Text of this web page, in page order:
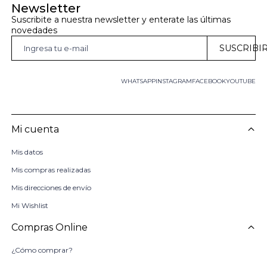
Newsletter
Suscribite a nuestra newsletter y enterate las últimas
novedades
WHATSAPP FACEBOOKYOUTUBE
INSTAGRAM
Mi cuenta
Mis datos
Mis compras realizadas
Mis direcciones de envío
Mi Wishlist
Compras Online
¿Cómo comprar?